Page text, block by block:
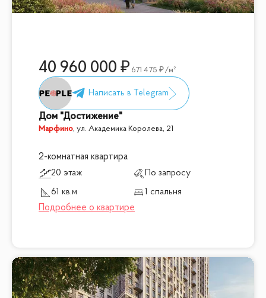
40 960 000 671 475 /м²
Дом "Достижение"
Марфино,ул. Академика Королева, 21
2-комнатная квартира
20 этаж
По запросу
61 кв.м
1 спальня